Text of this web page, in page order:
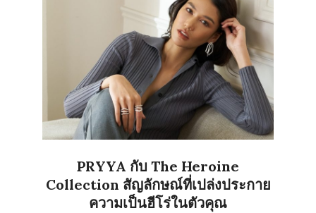
PRYYA กับ The Heroine
Collection สัญลักษณ์ที่เปล่งประกาย
ความเป็นฮีโร่ในตัวคุณ